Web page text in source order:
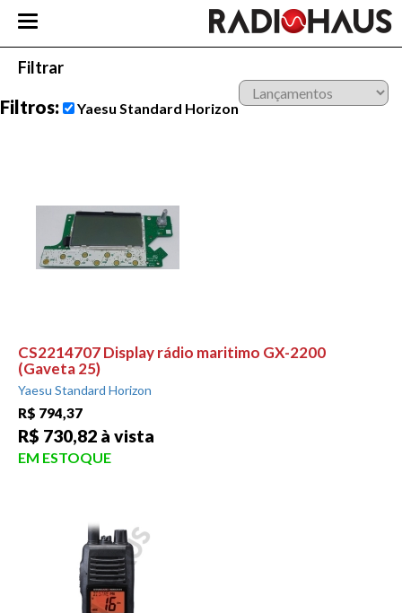
Filtrar
Filtros: Yaesu Standard Horizon
CS2214707 Display rádio maritimo GX-2200
(Gaveta 25)
Yaesu Standard Horizon
R$ 794,37
R$ 730,82 à vista
EM ESTOQUE